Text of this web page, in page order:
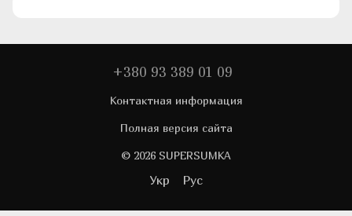
+380 93 389 01 09
Контактная информация
Полная версия сайта
© 2026 SUPERSUMKA
Укр Рус